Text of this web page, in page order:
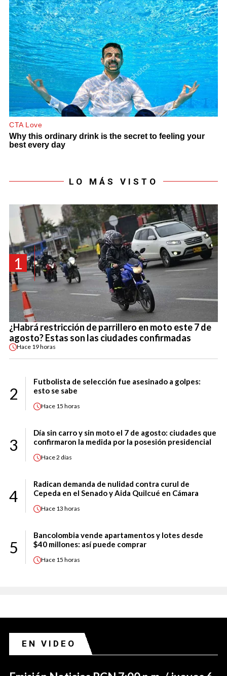
LO MÁS VISTO
1
¿Habrá restricción de parrillero en moto este 7 de
agosto? Estas son las ciudades confirmadas
Hace 19 horas
2
Futbolista de selección fue asesinado a golpes:
esto se sabe
Hace 15 horas
3
Día sin carro y sin moto el 7 de agosto: ciudades que
confirmaron la medida por la posesión presidencial
Hace2 días
4
Radican demanda de nulidad contra curul de
Cepeda en el Senado y Aida Quilcué en Cámara
Hace 13 horas
5
Bancolombia vende apartamentos y lotes desde
$40 millones: así puede comprar
Hace 15 horas
EN VIDEO